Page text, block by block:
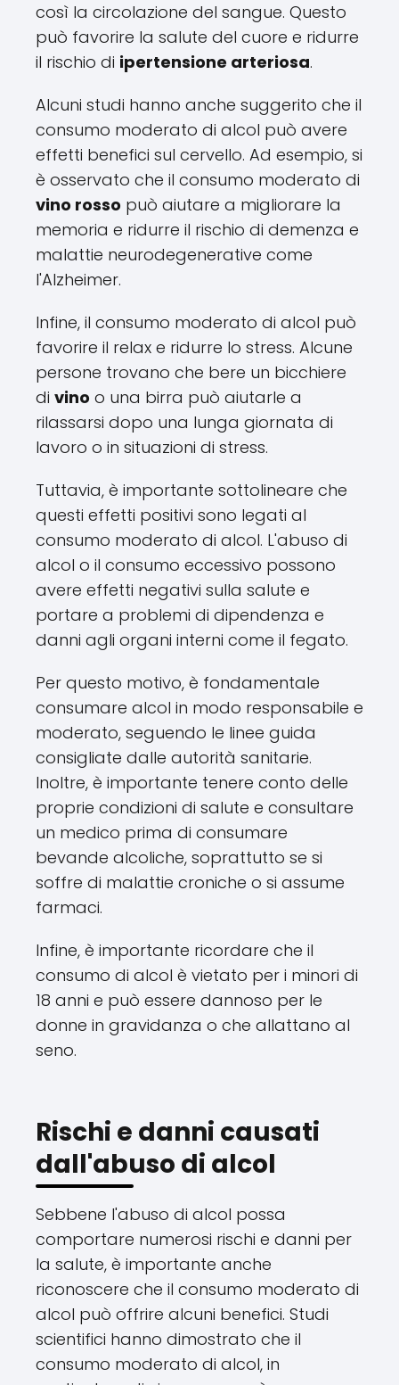
così la circolazione del sangue. Questo
può favorire la salute del cuore e ridurre
il rischio di ipertensione arteriosa.
Alcuni studi hanno anche suggerito che il
consumo moderato di alcol può avere
effetti benefici sul cervello. Ad esempio, si
è osservato che il consumo moderato di
vino rosso può aiutare a migliorare la
memoria e ridurre il rischio di demenza e
malattie neurodegenerative come
l'Alzheimer.
Infine, il consumo moderato di alcol può
favorire il relax e ridurre lo stress. Alcune
persone trovano che bere un bicchiere
di vino o una birra può aiutarle a
rilassarsi dopo una lunga giornata di
lavoro o in situazioni di stress.
Tuttavia, è importante sottolineare che
questi effetti positivi sono legati al
consumo moderato di alcol. L'abuso di
alcol o il consumo eccessivo possono
avere effetti negativi sulla salute e
portare a problemi di dipendenza e
danni agli organi interni come il fegato.
Per questo motivo, è fondamentale
consumare alcol in modo responsabile e
moderato, seguendo le linee guida
consigliate dalle autorità sanitarie.
Inoltre, è importante tenere conto delle
proprie condizioni di salute e consultare
un medico prima di consumare
bevande alcoliche, soprattutto se si
soffre di malattie croniche o si assume
farmaci.
Infine, è importante ricordare che il
consumo di alcol è vietato per i minori di
18 anni e può essere dannoso per le
donne in gravidanza o che allattano al
seno.
Rischi e danni causati
dall'abuso di alcol
Sebbene l'abuso di alcol possa
comportare numerosi rischi e danni per
la salute, è importante anche
riconoscere che il consumo moderato di
alcol può offrire alcuni benefici. Studi
scientifici hanno dimostrato che il
consumo moderato di alcol, in